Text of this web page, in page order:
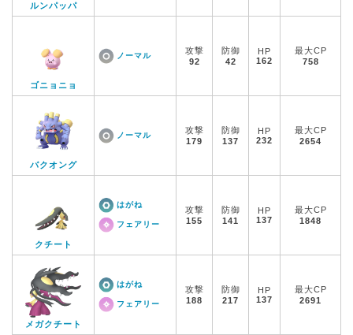
ルンパッパ
ゴニョニョ
ノーマル
攻撃
92
防御
42
HP
162
最大CP
758
バクオング
ノーマル
攻撃
179
防御
137
HP
232
最大CP
2654
クチート
はがね
フェアリー
攻撃
155
防御
141
HP
137
最大CP
1848
メガクチート
はがね
フェアリー
攻撃
188
防御
217
HP
137
最大CP
2691